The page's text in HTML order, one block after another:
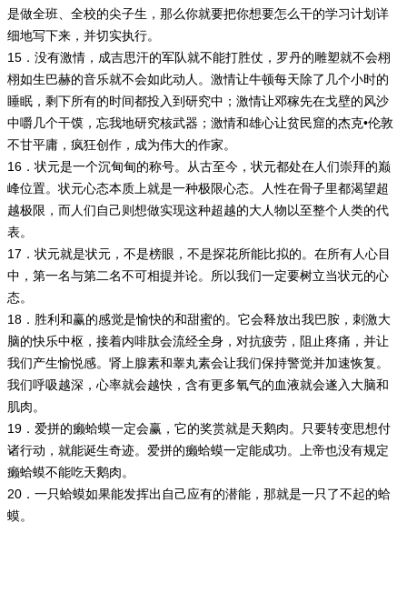
是做全班、全校的尖子生，那么你就要把你想要怎么干的学习计划详
细地写下来，并切实执行。
15．没有激情，成吉思汗的军队就不能打胜仗，罗丹的雕塑就不会栩
栩如生巴赫的音乐就不会如此动人。激情让牛顿每天除了几个小时的
睡眠，剩下所有的时间都投入到研究中；激情让邓稼先在戈壁的风沙
中嚼几个干馍，忘我地研究核武器；激情和雄心让贫民窟的杰克•伦敦
不甘平庸，疯狂创作，成为伟大的作家。
16．状元是一个沉甸甸的称号。从古至今，状元都处在人们崇拜的巅
峰位置。状元心态本质上就是一种极限心态。人性在骨子里都渴望超
越极限，而人们自己则想做实现这种超越的大人物以至整个人类的代
表。
17．状元就是状元，不是榜眼，不是探花所能比拟的。在所有人心目
中，第一名与第二名不可相提并论。所以我们一定要树立当状元的心
态。
18．胜利和赢的感觉是愉快的和甜蜜的。它会释放出我巴胺，刺激大
脑的快乐中枢，接着内啡肽会流经全身，对抗疲劳，阻止疼痛，并让
我们产生愉悦感。肾上腺素和睾丸素会让我们保持警觉并加速恢复。
我们呼吸越深，心率就会越快，含有更多氧气的血液就会遂入大脑和
肌肉。
19．爱拼的癞蛤蟆一定会赢，它的奖赏就是天鹅肉。只要转变思想付
诸行动，就能诞生奇迹。爱拼的癞蛤蟆一定能成功。上帝也没有规定
癞蛤蟆不能吃天鹅肉。
20．一只蛤蟆如果能发挥出自己应有的潜能，那就是一只了不起的蛤
蟆。